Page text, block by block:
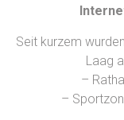
Seit kurzem
Laag
–
–